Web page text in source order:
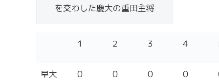
を交わした慶大の重田主将
１ ２ ３ ４
早大 ０ ０ ０ ０